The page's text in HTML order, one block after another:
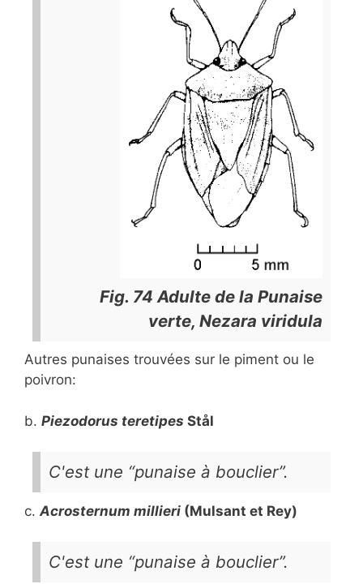
Fig. 74 Adulte de la Punaise
verte, Nezara viridula
Autres punaises trouvées sur le piment ou le
poivron:
b. Piezodorus teretipes Stål
C'est une “punaise à bouclier”.
c. Acrosternum millieri (Mulsant et Rey)
C'est une “punaise à bouclier”.